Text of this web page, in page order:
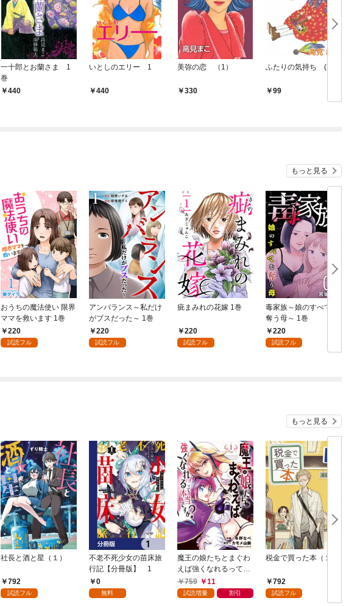
一十郎とお蘭さま 1
巻
440
いとしのエリー 1
440
美弥の恋 （1）
330
ふたりの気持ち (1)
99
もっと見る
おうちの魔法使い 限界
ママを救います 1巻
220
試読フル
アンバランス～私だけ
がブスだった～ 1巻
220
試読フル
疵まみれの花嫁 1巻
220
試読フル
毒家族～娘のすべてを
奪う母～ 1巻
220
試読フル
もっと見る
社長と酒と星（１）
792
試読フル
不老不死少女の苗床旅
行記【分冊版】 1
0
無料
魔王の娘たちとまぐわ
えば強くなれるって本
当ですか？【特典ペー
パー付き】【カラーペ
759 11
試読増量 割引
税金で買った本（１）
792
試読フル